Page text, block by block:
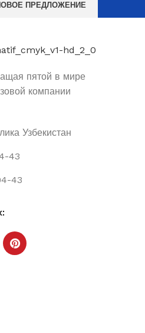
ПРЕДЛОЖЕНИЕ
пятой в мире
компании
Узбекистан
43
43